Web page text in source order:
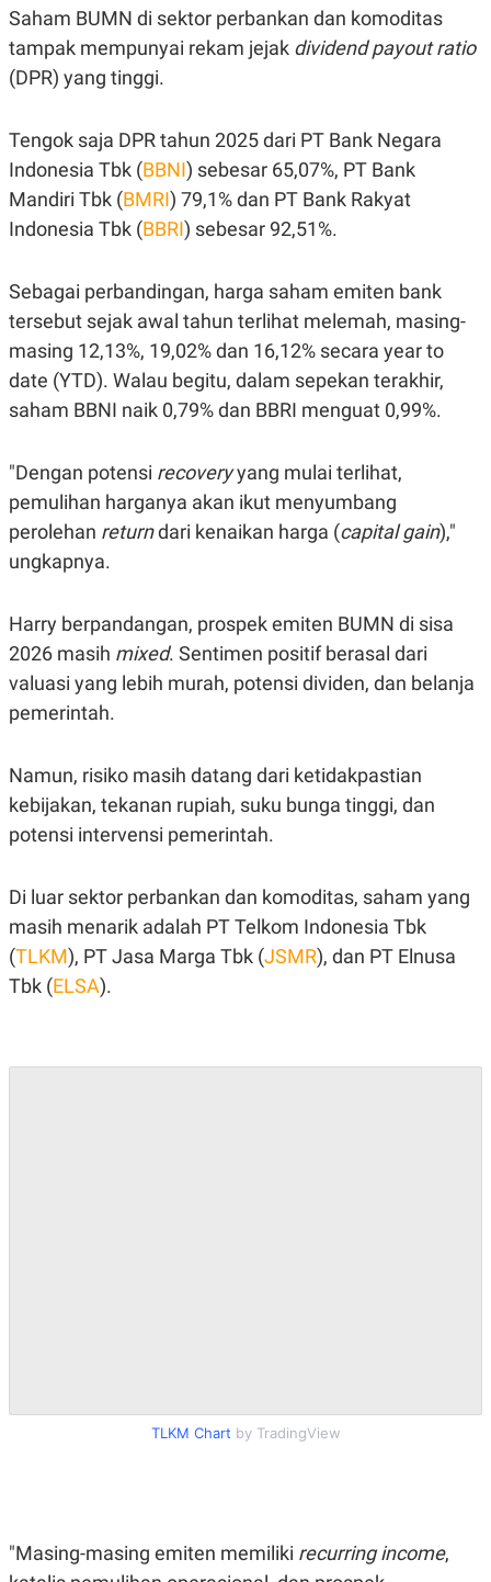
E
P
P
A
D
E
I
S
I
G
K
E
D
I
.
I
D
SITEMAP PROFILETERM
USE
PEDOMAN
PEMBERITAAN
SIBER
POLICY
Saham BUMN di sektor perbankan dan komoditas
tampak mempunyai rekam jejak dividend payout ratio
(DPR) yang tinggi.
Tengok saja DPR tahun 2025 dari PT Bank Negara
Indonesia Tbk (BBNI) sebesar 65,07%, PT Bank
Mandiri Tbk (BMRI) 79,1% dan PT Bank Rakyat
Indonesia Tbk (BBRI) sebesar 92,51%.
Sebagai perbandingan, harga saham emiten bank
tersebut sejak awal tahun terlihat melemah, masing-
masing 12,13%, 19,02% dan 16,12% secara year to
date (YTD). Walau begitu, dalam sepekan terakhir,
saham BBNI naik 0,79% dan BBRI menguat 0,99%.
"Dengan potensi recoveryyang mulai terlihat,
pemulihan harganya akan ikut menyumbang
perolehan returndari kenaikan harga (capital gain),"
ungkapnya.
Harry berpandangan, prospek emiten BUMN di sisa
2026 masih mixed. Sentimen positif berasal dari
valuasi yang lebih murah, potensi dividen, dan belanja
pemerintah.
Namun, risiko masih datang dari ketidakpastian
kebijakan, tekanan rupiah, suku bunga tinggi, dan
potensi intervensi pemerintah.
Di luar sektor perbankan dan komoditas, saham yang
masih menarik adalah PT Telkom Indonesia Tbk
(TLKM), PT Jasa Marga Tbk (JSMR), dan PT Elnusa
Tbk (ELSA).
TLKM Chart by TradingView
"Masing-masing emiten memiliki recurring income,